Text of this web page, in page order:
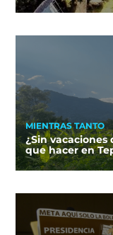
MIENTRAS TANTO
¿Sin vacaciones
que hacer en